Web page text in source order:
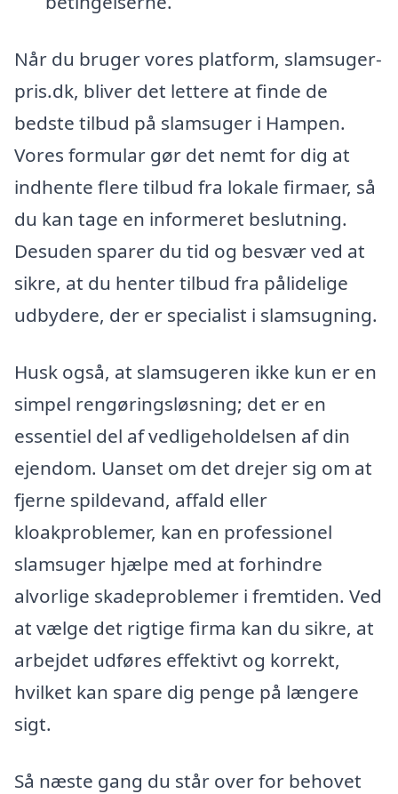
Når du bruger vores platform, slamsuger-
pris.dk, bliver det lettere at finde de
bedste tilbud på slamsuger i Hampen.
Vores formular gør det nemt for dig at
indhente flere tilbud fra lokale firmaer, så
du kan tage en informeret beslutning.
Desuden sparer du tid og besvær ved at
sikre, at du henter tilbud fra pålidelige
udbydere, der er specialist i slamsugning.
Husk også, at slamsugeren ikke kun er en
simpel rengøringsløsning; det er en
essentiel del af vedligeholdelsen af din
ejendom. Uanset om det drejer sig om at
fjerne spildevand, affald eller
kloakproblemer, kan en professionel
slamsuger hjælpe med at forhindre
alvorlige skadeproblemer i fremtiden. Ved
at vælge det rigtige firma kan du sikre, at
arbejdet udføres effektivt og korrekt,
hvilket kan spare dig penge på længere
sigt.
Så næste gang du står over for behovet